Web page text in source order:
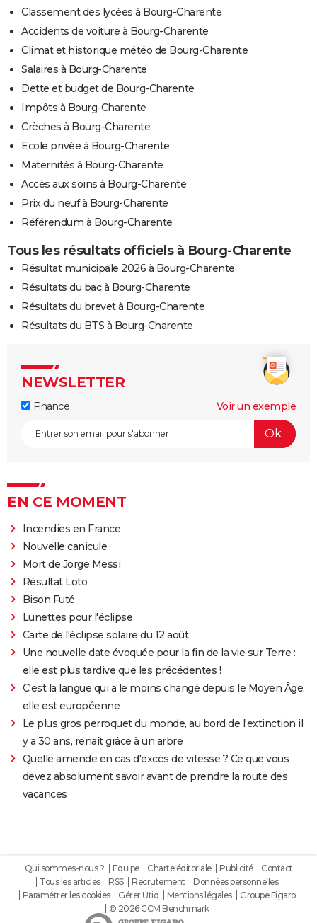
Classement des lycées à Bourg-Charente
Accidents de voiture à Bourg-Charente
Climat et historique météo de Bourg-Charente
Salaires à Bourg-Charente
Dette et budget de Bourg-Charente
Impôts à Bourg-Charente
Crèches à Bourg-Charente
Ecole privée à Bourg-Charente
Maternités à Bourg-Charente
Accès aux soins à Bourg-Charente
Prix du neuf à Bourg-Charente
Référendum à Bourg-Charente
Tous les résultats officiels à Bourg-Charente
Résultat municipale 2026 à Bourg-Charente
Résultats du bac à Bourg-Charente
Résultats du brevet à Bourg-Charente
Résultats du BTS à Bourg-Charente
NEWSLETTER
Finance Voir un exemple
EN CE MOMENT
Incendies en France
Nouvelle canicule
Mort de Jorge Messi
Résultat Loto
Bison Futé
Lunettes pour l'éclipse
Carte de l'éclipse solaire du 12 août
Une nouvelle date évoquée pour la fin de la vie sur Terre :
elle est plus tardive que les précédentes !
C'est la langue qui a le moins changé depuis le Moyen Âge,
elle est européenne
Le plus gros perroquet du monde, au bord de l'extinction il
y a 30 ans, renaît grâce à un arbre
Quelle amende en cas d'excès de vitesse ? Ce que vous
devez absolument savoir avant de prendre la route des
vacances
Qui sommes-nous ? Equipe Charte éditoriale Publicité
Contact
Tous les articles
RSS Recrutement
Données personnelles
Paramétrer les cookies
Gérer Utiq Mentions légales
Groupe Figaro
© 2026 CCM Benchmark